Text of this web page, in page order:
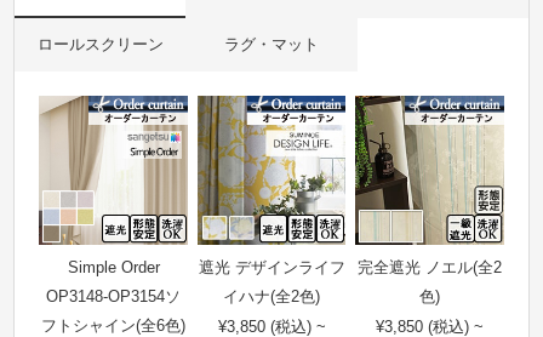
ロールスクリーン ラグ・マット
Simple Order
OP3148-OP3154ソ
フトシャイン(全6色)
遮光 デザインライフ
イハナ(全2色)
¥3,850 (税込) ~
完全遮光 ノエル(全2
色)
¥3,850 (税込) ~